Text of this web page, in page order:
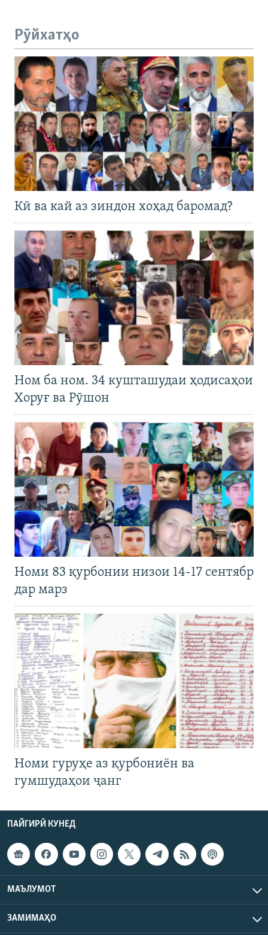
Рӯйхатҳо
Кӣ ва кай аз зиндон хоҳад баромад?
Ном ба ном. 34 кушташудаи ҳодисаҳои
Хоруғ ва Рӯшон
Номи 83 қурбонии низои 14-17 сентябр
дар марз
Номи гуруҳе аз қурбониён ва
гумшудаҳои ҷанг
ПАЙГИРӢ КУНЕД
МАЪЛУМОТ
ЗАМИМАҲО